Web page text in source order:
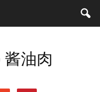
油肉